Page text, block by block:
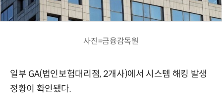
사진=금융감독원
일부 GA(법인보험대리점, 2개사)에서 시스템 해킹 발생
정황이 확인됐다.